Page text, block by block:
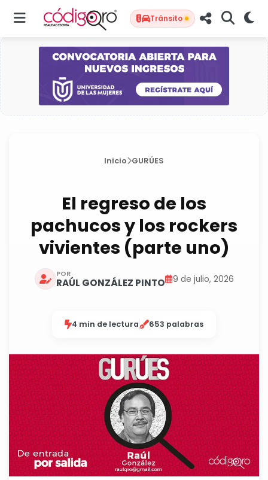
Tránsito
Inicio GURÚES
El regreso de los
pachucos y los rockers
vivientes (parte uno)
POR
RAÚL GONZÁLEZ PINTO 9 de julio, 2026
4 min de lectura 653 palabras